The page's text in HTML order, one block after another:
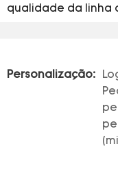
qualidade da linha
Personalização: